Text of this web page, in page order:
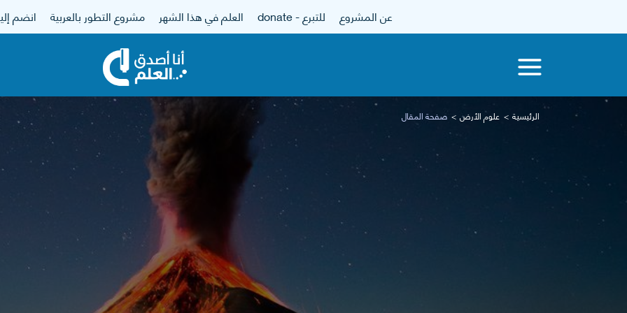
عن المشروع للتبرع - donate العلم في هذا الشهر مشروع التطور بالعربية انضم
الرئيسية علوم الأرض صفحة المقال